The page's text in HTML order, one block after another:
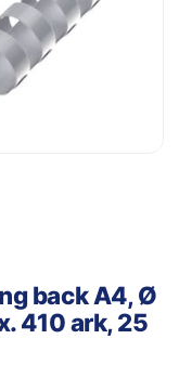
back A4, Ø
410 ark, 25